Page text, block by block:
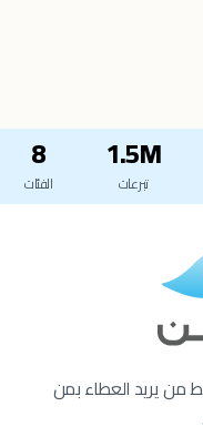
1.5M
تبرعات
8
الفئات
من يريد العطاء بمن